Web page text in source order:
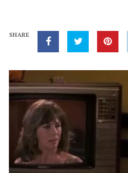
SHARE